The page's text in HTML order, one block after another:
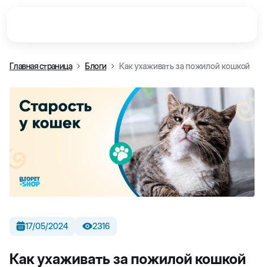
Главная страница Блоги Как ухаживать за пожилой кошкой
17/05/2024 2316
Как ухаживать за пожилой кошкой